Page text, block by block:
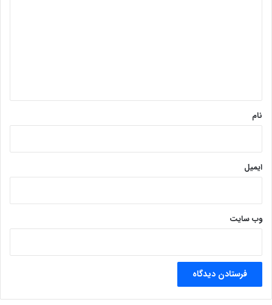
نام
ایمیل
وب‌ سایت